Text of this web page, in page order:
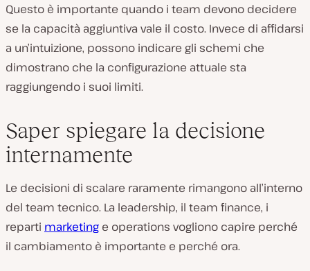
Questo è importante quando i team devono decidere
se la capacità aggiuntiva vale il costo. Invece di affidarsi
a un’intuizione, possono indicare gli schemi che
dimostrano che la configurazione attuale sta
raggiungendo i suoi limiti.
Saper spiegare la decisione
internamente
Le decisioni di scalare raramente rimangono all’interno
del team tecnico. La leadership, il team finance, i
reparti marketing e operations vogliono capire perché
il cambiamento è importante e perché ora.